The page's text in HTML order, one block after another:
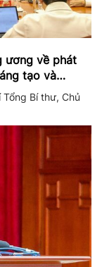
ương về phát
tạo và
Bí thư, Chủ